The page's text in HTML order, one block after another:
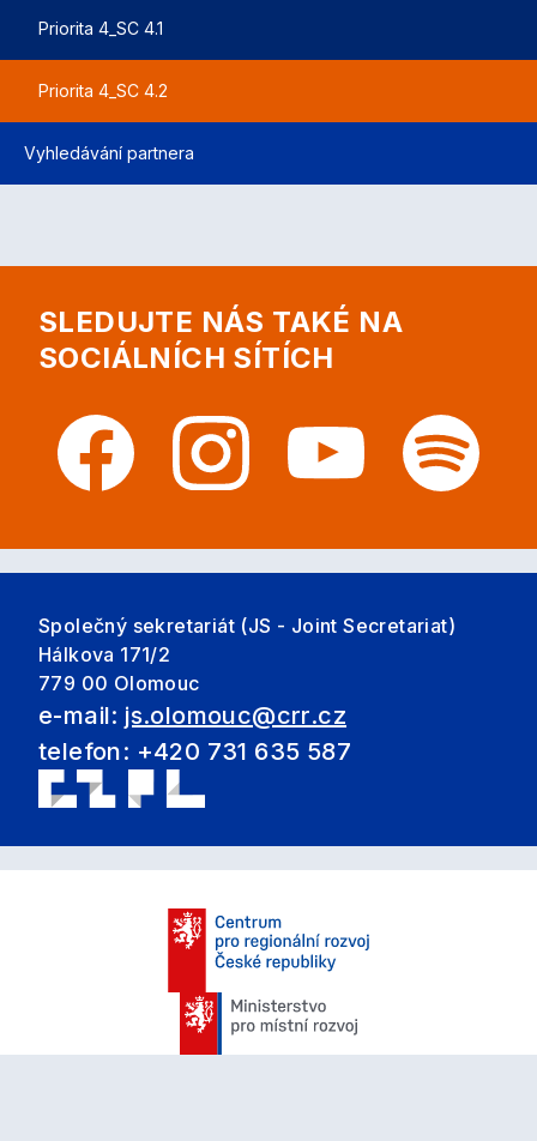
Priorita 4_SC 4.1
Priorita 4_SC 4.2
Vyhledávání partnera
SLEDUJTE NÁS TAKÉ NA
SOCIÁLNÍCH SÍTÍCH
Společný sekretariát (JS - Joint Secretariat)
Hálkova 171/2
779 00 Olomouc
e-mail: js.olomouc@crr.cz
telefon: +420 731 635 587